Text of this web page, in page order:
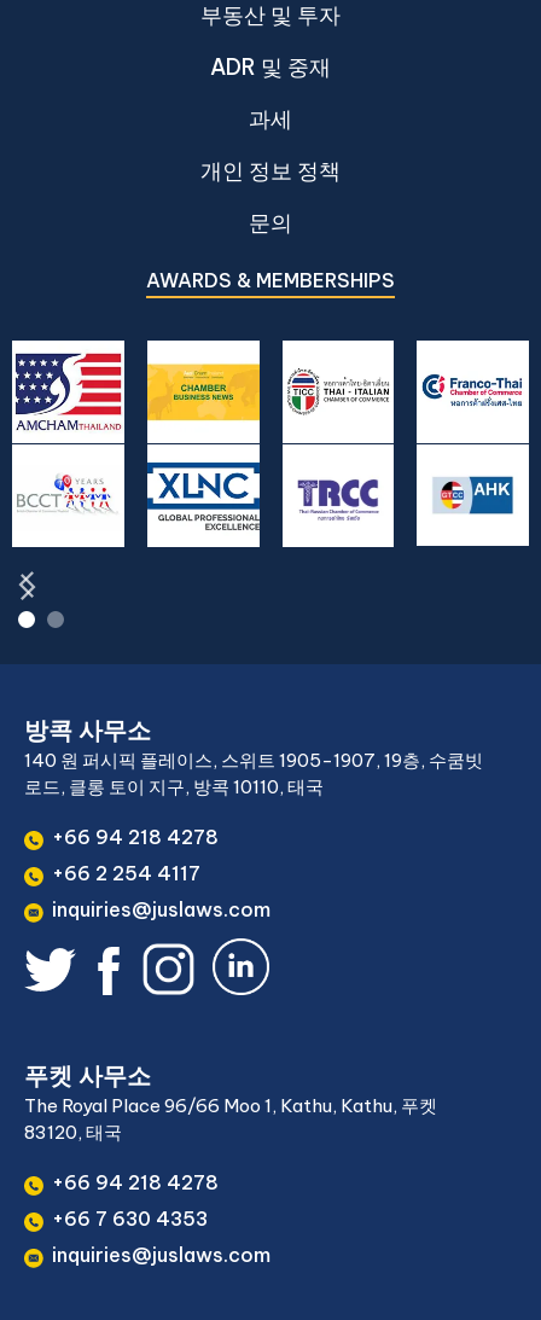
부동산 및 투자
ADR 및 중재
과세
개인 정보 정책
문의
AWARDS & MEMBERSHIPS
방콕 사무소
140 원 퍼시픽 플레이스, 스위트 1905-1907, 19층, 수쿰빗
로드, 클롱 토이 지구, 방콕 10110, 태국
+66 94 218 4278
+66 2 254 4117
inquiries@juslaws.com
푸켓 사무소
The Royal Place 96/66 Moo 1, Kathu, Kathu, 푸켓
83120, 태국
+66 94 218 4278
+66 7 630 4353
inquiries@juslaws.com